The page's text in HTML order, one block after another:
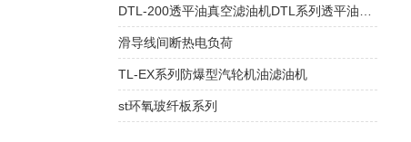
滑导线间断热电负荷
TL-EX系列防爆型汽轮机油滤油机
st环氧玻纤板系列